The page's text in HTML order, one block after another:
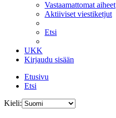
Vastaamattomat aiheet
Aktiiviset viestiketjut
Etsi
UKK
Kirjaudu sisään
Etusivu
Etsi
Kieli: